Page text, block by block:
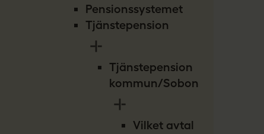
Pensionssystemet
Tjänstepension
Tjänstepension
kommun/Sobona
Vilket avtal